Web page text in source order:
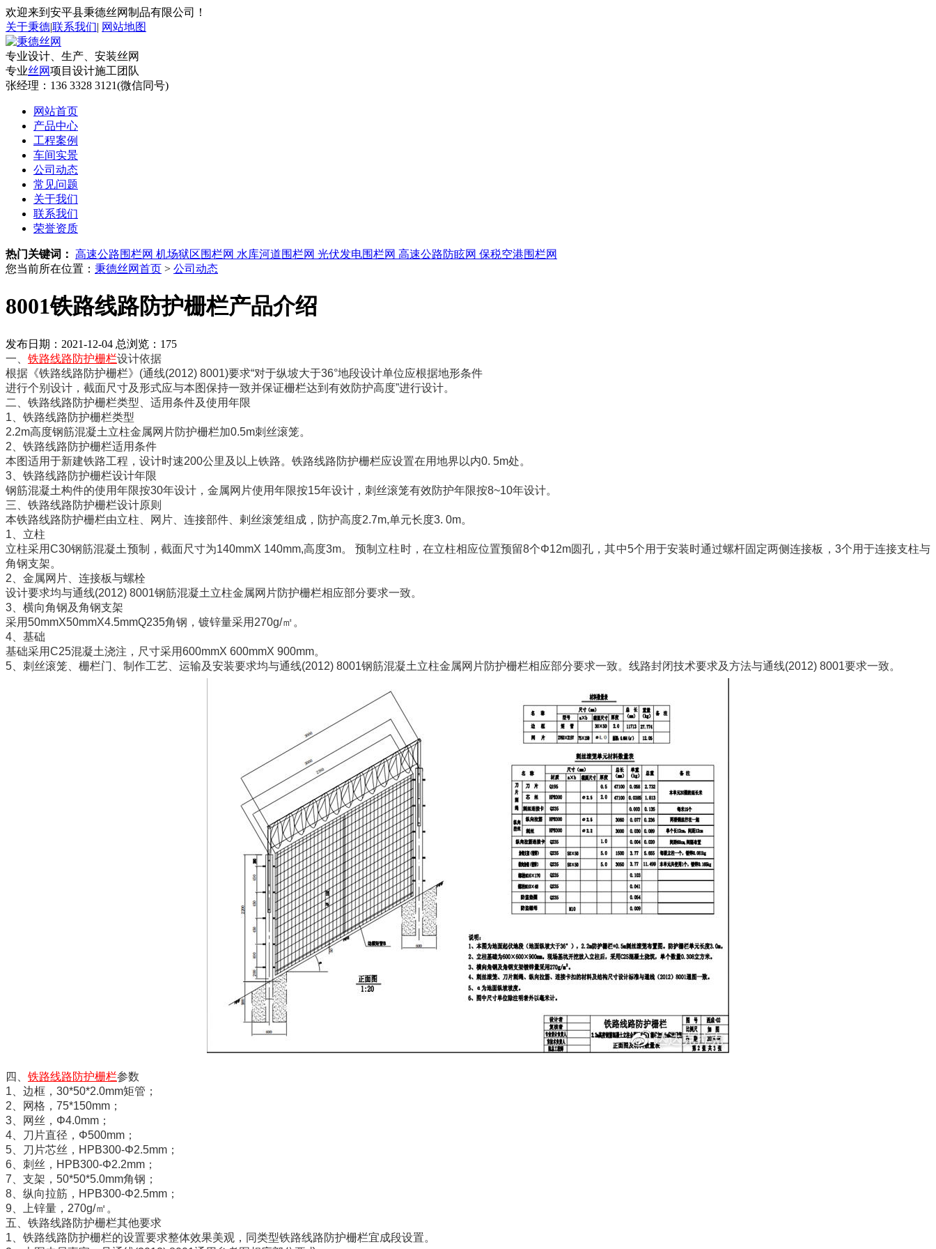
欢迎来到安平县秉德丝网制品有限公司！
关于秉德|联系我们| 网站地图
专业设计、生产、安装丝网
专业丝网项目设计施工团队
张经理： 136 3328 3121(微信同号)
网站首页
产品中心
工程案例
车间实景
公司动态
常见问题
关于我们
联系我们
荣誉资质
热门关键词： 高速公路围栏网 机场狱区围栏网 水库河道围栏网 光伏发电围栏网 高速公路防眩网 保税空港围栏网
您当前所在位置： 秉德丝网首页 > 公司动态
8001铁路线路防护栅栏产品介绍
发布日期：2021-12-04 总浏览： 175
一、 铁路线路防护栅栏设计依据
根据《铁路线路防护栅栏》(通线(2012) 8001)要求“对于纵坡大于36°地段设计单位应根据地形条件
进行个别设计，截面尺寸及形式应与本图保持一致并保证栅栏达到有效防护高度”进行设计。
二、铁路线路防护栅栏类型、适用条件及使用年限
1、铁路线路防护栅栏类型
2.2m高度钢筋混凝土立柱金属网片防护栅栏加0.5m刺丝滚笼。
2、铁路线路防护栅栏适用条件
本图适用于新建铁路工程，设计时速200公里及以上铁路。铁路线路防护栅栏应设置在用地界以内0. 5m处。
3、铁路线路防护栅栏设计年限
钢筋混凝土构件的使用年限按30年设计，金属网片使用年限按15年设计，刺丝滚笼有效防护年限按8~10年设计。
三、铁路线路防护栅栏设计原则
本铁路线路防护栅栏由立柱、网片、连接部件、剌丝滚笼组成，防护高度2.7m,单元长度3. 0m。
1、立柱
立柱采用C30钢筋混凝土预制，截面尺寸为140mmX 140mm,高度3m。 预制立柱时，在立柱相应位置预留8个Φ12m圆孔，其中5个用于安装时通过螺杆固定两侧连接板，3个用于连接支柱与
角钢支架。
2、金属网片、连接板与螺栓
设计要求均与通线(2012) 8001钢筋混凝土立柱金属网片防护栅栏相应部分要求一致。
3、横向角钢及角钢支架
采用50mmX50mmX4.5mmQ235角钢，镀锌量采用270g/㎡。
4、基础
基础采用C25混凝土浇注，尺寸采用600mmX 600mmX 900mm。
5、刺丝滚笼、栅栏门、制作工艺、运输及安装要求均与通线(2012) 8001钢筋混凝土立柱金属网片防护栅栏相应部分要求一致。线路封闭技术要求及方法与通线(2012) 8001要求一致。
四、 铁路线路防护栅栏参数
1、边框，30*50*2.0mm矩管；
2、网格，75*150mm；
3、网丝，Φ4.0mm；
4、刀片直径，Φ500mm；
5、刀片芯丝，HPB300-Φ2.5mm；
6、刺丝，HPB300-Φ2.2mm；
7、支架，50*50*5.0mm角钢；
8、纵向拉筋，HPB300-Φ2.5mm；
9、上锌量，270g/㎡。
五、铁路线路防护栅栏其他要求
1、铁路线路防护栅栏的设置要求整体效果美观，同类型铁路线路防护栅栏宜成段设置。